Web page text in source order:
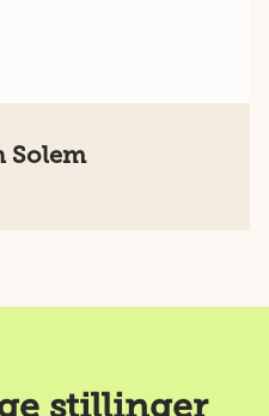
Solem
stillinger